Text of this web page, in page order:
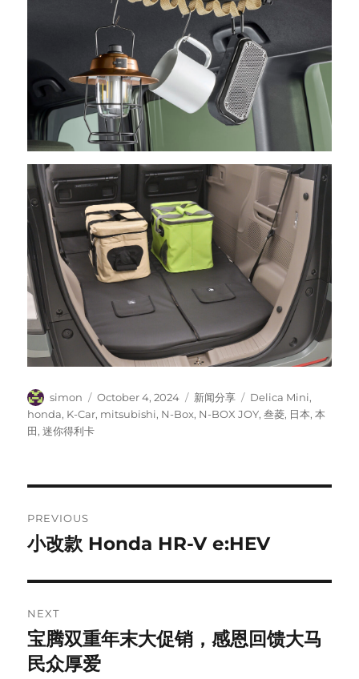
Author
simon
Posted
on
October 4, 2024 Categories
新闻分享 Tags
Delica Mini,
honda, K-Car, mitsubishi, N-Box, N-BOX JOY,叁菱, 日本,本
田,迷你得利卡
navigation
PREVIOUS
Previous
小改款 Honda HR-V e:HEV
NEXT
Next
post:
宝腾双重年末大促销，感恩回馈大马
民众厚爱